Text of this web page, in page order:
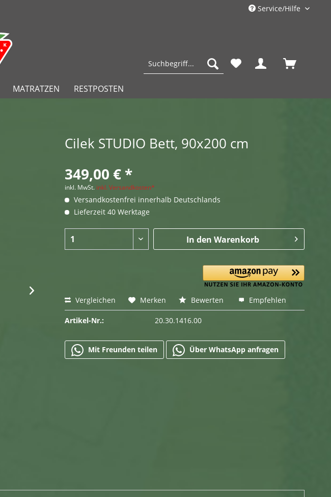
Service/Hilfe
MATRATZEN RESTPOSTEN
Cilek STUDIO Bett, 90x200 cm
349,00 € *
inkl. MwSt. inkl. Versandkosten*
Versandkostenfrei innerhalb Deutschlands
Lieferzeit 40 Werktage
In den Warenkorb
Vergleichen Merken Bewerten Empfehlen
Artikel-Nr.: 20.30.1416.00
Mit Freunden teilen Über WhatsApp anfragen